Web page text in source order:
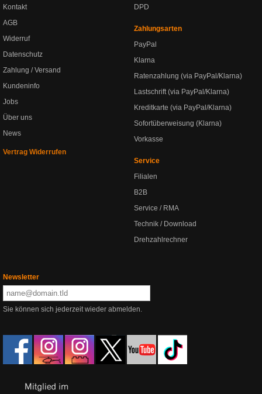
Kontakt
AGB
Widerruf
Datenschutz
Zahlung / Versand
Kundeninfo
Jobs
Über uns
News
Vertrag Widerrufen
DPD
Zahlungsarten
PayPal
Klarna
Ratenzahlung (via PayPal/Klarna)
Lastschrift (via PayPal/Klarna)
Kreditkarte (via PayPal/Klarna)
Sofortüberweisung (Klarna)
Vorkasse
Service
Filialen
B2B
Service / RMA
Technik / Download
Drehzahlrechner
Newsletter
Sie können sich jederzeit wieder abmelden.